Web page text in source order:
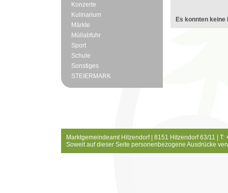
Konzerte
Kulinarium
Märkte
Müllabfuhr
Sport
Schule
Sonstiges
STEIERMARK
Es konnten keine
Marktgemeindeamt Hitzendorf | 8151 Hitzendorf 63/11 |
Soweit auf dieser Seite personenbezogene Ausdrücke